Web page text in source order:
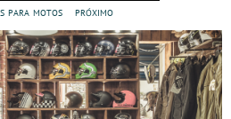
para motos
próximo